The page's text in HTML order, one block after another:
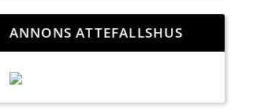
ANNONS ATTEFALLSHUS